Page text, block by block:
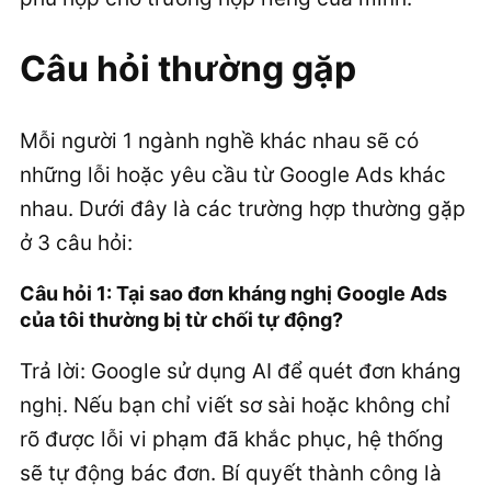
Câu hỏi thường gặp
Mỗi người 1 ngành nghề khác nhau sẽ có
những lỗi hoặc yêu cầu từ Google Ads khác
nhau. Dưới đây là các trường hợp thường gặp
ở 3 câu hỏi:
Câu hỏi 1: Tại sao đơn kháng nghị Google Ads
của tôi thường bị từ chối tự động?
Trả lời: Google sử dụng AI để quét đơn kháng
nghị. Nếu bạn chỉ viết sơ sài hoặc không chỉ
rõ được lỗi vi phạm đã khắc phục, hệ thống
sẽ tự động bác đơn. Bí quyết thành công là